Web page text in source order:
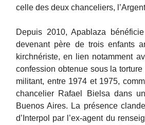
celle des deux chanceliers,
Depuis 2010, Apablaza
devenant père de trois enfants
kirchnériste, en lien notamment
confession obtenue sous la
militant, entre 1974 et 1975,
chancelier Rafael Bielsa dans
Buenos Aires. La présence
d’Interpol par l’ex-agent du